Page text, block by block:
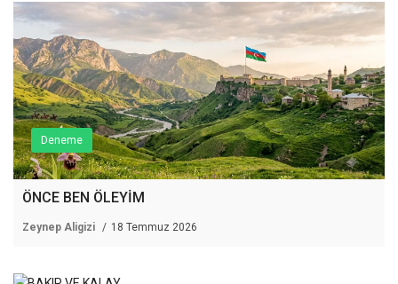
Deneme
ÖNCE BEN ÖLEYİM
Zeynep Aligizi 18 Temmuz 2026